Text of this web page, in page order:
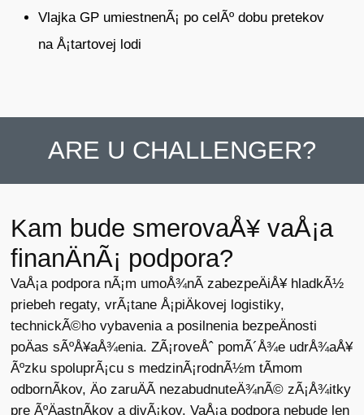
Vlajka GP umiestnenÃ¡ po celÃº dobu pretekov
na Å¡tartovej lodi
ARE U CHALLENGER?
Kam bude smerovaÅ¥ vaÅ¡a
finanÄnÃ¡ podpora?
VaÅ¡a podpora nÃ¡m umoÅ¾nÃ­ zabezpeÄiÅ¥ hladkÃ½
priebeh regaty, vrÃ¡tane Å¡piÄkovej logistiky,
technickÃ©ho vybavenia a posilnenia bezpeÄnosti
poÄas sÃºÅ¥aÅ¾enia. ZÃ¡roveÅˆ pomÃ´Å¾e udrÅ¾aÅ¥
Ãºzku spoluprÃ¡cu s medzinÃ¡rodnÃ½m tÃ­mom
odbornÃ­kov, Äo zaruÄÃ­ nezabudnuteÄ¾nÃ© zÃ¡Å¾itky
pre ÃºÄastnÃ­kov a divÃ¡kov. VaÅ¡a podpora nebude len